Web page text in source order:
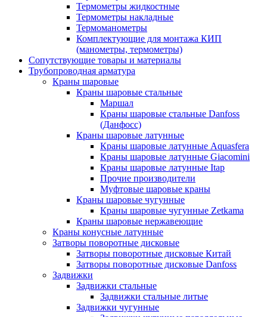
Термометры жидкостные
Термометры накладные
Термоманометры
Комплектующие для монтажа КИП
(манометры, термометры)
Сопутствующие товары и материалы
Трубопроводная арматура
Краны шаровые
Краны шаровые стальные
Маршал
Краны шаровые стальные Danfoss
(Данфосс)
Краны шаровые латунные
Краны шаровые латунные Aquasfera
Краны шаровые латунные Giacomini
Краны шаровые латунные Itap
Прочие производители
Муфтовые шаровые краны
Краны шаровые чугунные
Краны шаровые чугунные Zetkama
Краны шаровые нержавеющие
Краны конусные латунные
Затворы поворотные дисковые
Затворы поворотные дисковые Китай
Затворы поворотные дисковые Danfoss
Задвижки
Задвижки стальные
Задвижки стальные литые
Задвижки чугунные